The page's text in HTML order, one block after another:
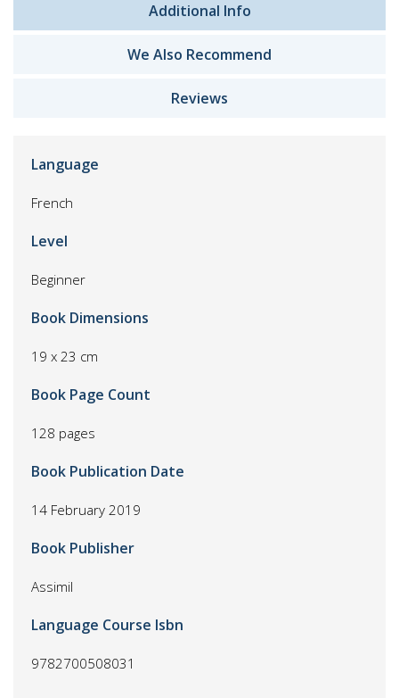
Additional Info
We Also Recommend
Reviews
Language
French
Level
Beginner
Book Dimensions
19 x 23 cm
Book Page Count
128 pages
Book Publication Date
14 February 2019
Book Publisher
Assimil
Language Course Isbn
9782700508031